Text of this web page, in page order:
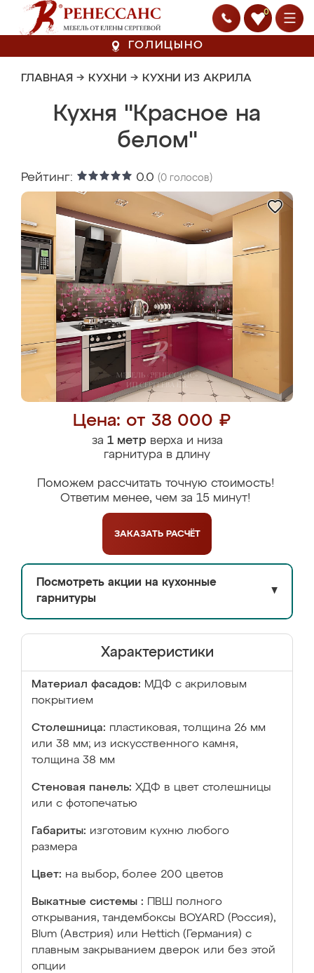
0
ГОЛИЦЫНО
ГЛАВНАЯ → КУХНИ → КУХНИ ИЗ АКРИЛА
Кухня "Красное на
белом"
Рейтинг: 0.0 (0 голосов)
Цена: от 38 000 ₽
за 1 метрверха и низа
гарнитура в длину
Поможем рассчитать точную стоимость!
Ответим менее, чем за 15 минут!
ЗАКАЗАТЬ РАСЧЁТ
Посмотреть акции на кухонные
гарнитуры
▼
Характеристики
Материал фасадов: МДФ с акриловым
покрытием
Столешница: пластиковая, толщина 26 мм
или 38 мм; из искусственного камня,
толщина 38 мм
Стеновая панель: ХДФ в цвет столешницы
или с фотопечатью
Габариты: изготовим кухню любого
размера
Цвет: на выбор, более 200 цветов
Выкатные системы :
ПВШ полного
открывания, тандембоксы BOYARD (Россия),
Blum (Австрия) или Hettich (Германия) с
плавным закрыванием дверок или без этой
опции